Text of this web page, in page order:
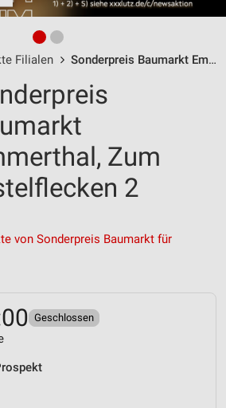
Filialen Sonderpreis Baumarkt Emmerthal / Zum Distelflecken 2 - Öffnungszeiten & Adresse
Zum
2
von Sonderpreis Baumarkt für
Geschlossen